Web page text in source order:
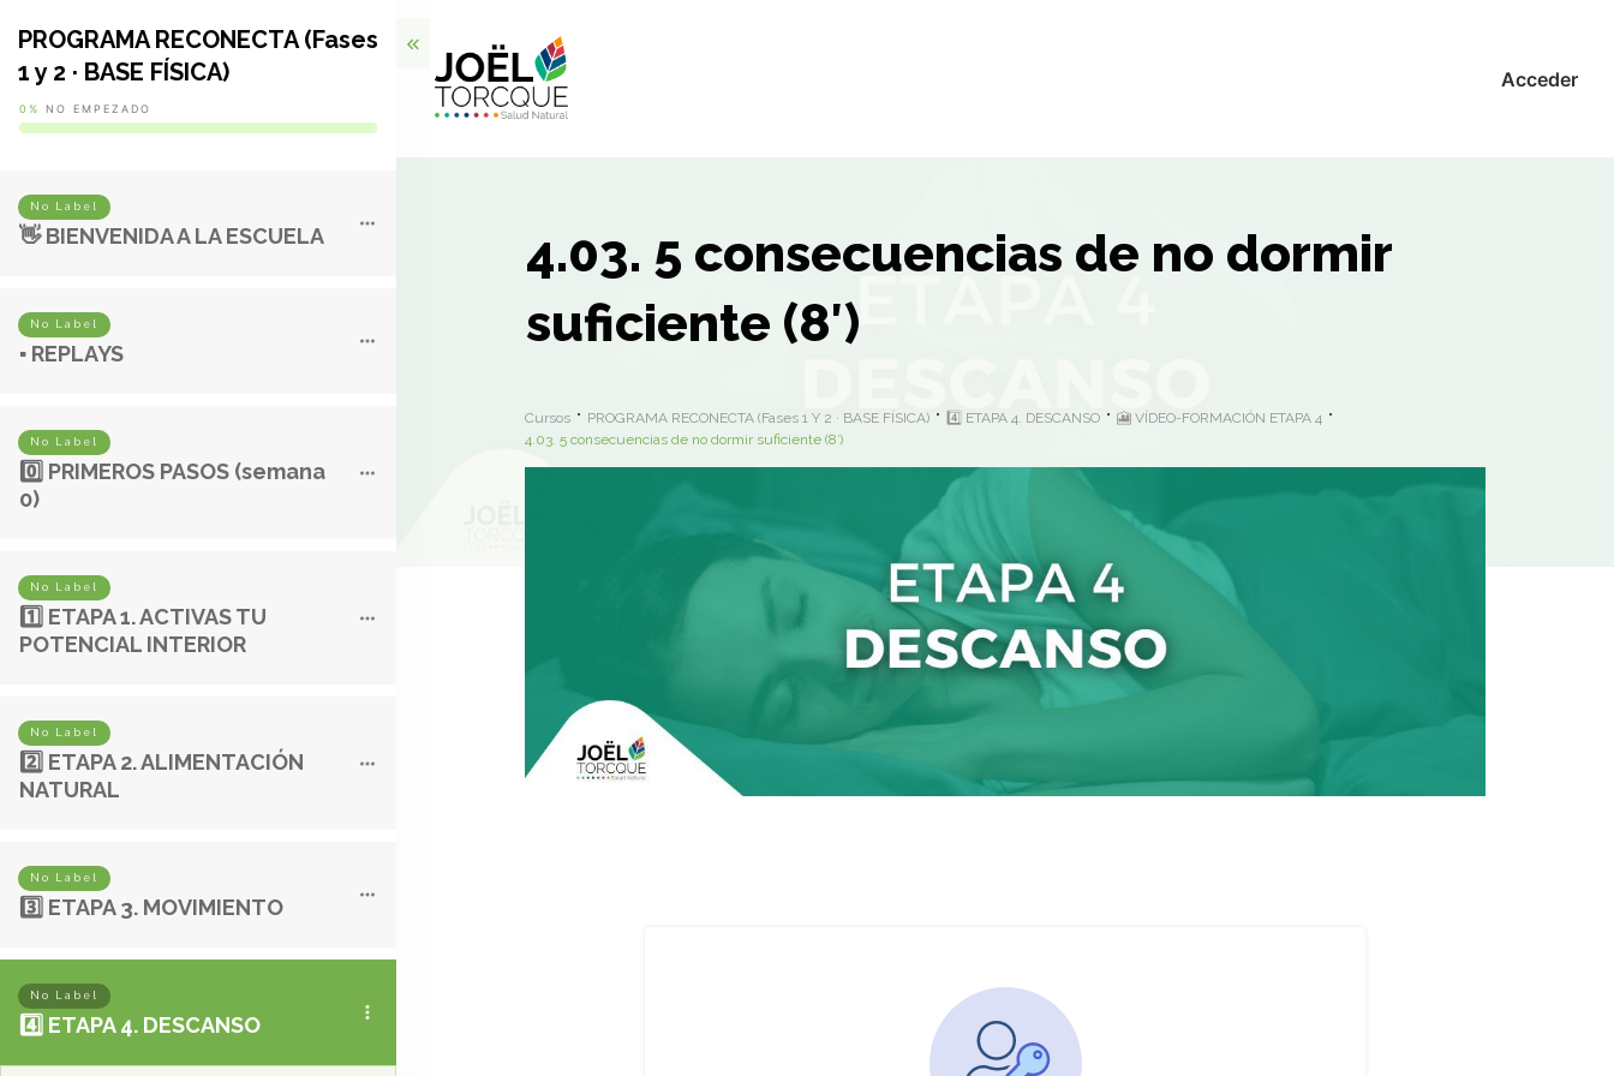
Acceder
4.03. 5 consecuencias de no dormir
suficiente (8′)
Cursos PROGRAMA RECONECTA (Fases 1 Y 2 · BASE FÍSICA) 4️⃣ ETAPA 4. DESCANSO
🎦 VÍDEO-FORMACIÓN ETAPA 4
4.03. 5 consecuencias de no dormir suficiente (8′)
PROGRAMA RECONECTA (Fases
1 y 2 · BASE FÍSICA)
0% NO EMPEZADO
No Label
👋 BIENVENIDA A LA ESCUELA
No Label
▪️ REPLAYS
No Label
0️⃣ PRIMEROS PASOS (semana
0)
No Label
1️⃣ ETAPA 1. ACTIVAS TU
POTENCIAL INTERIOR
No Label
2️⃣ ETAPA 2. ALIMENTACIÓN
NATURAL
No Label
3️⃣ ETAPA 3. MOVIMIENTO
No Label
4️⃣ ETAPA 4. DESCANSO